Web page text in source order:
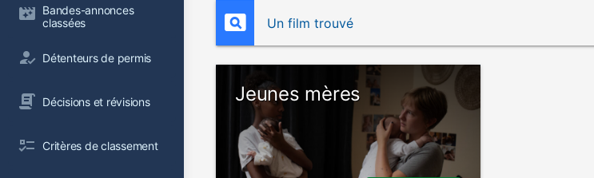
Bandes-annonces
classées
Détenteurs de permis
Décisions et révisions
Critères de classement
Un film trouvé
Jeunes mères